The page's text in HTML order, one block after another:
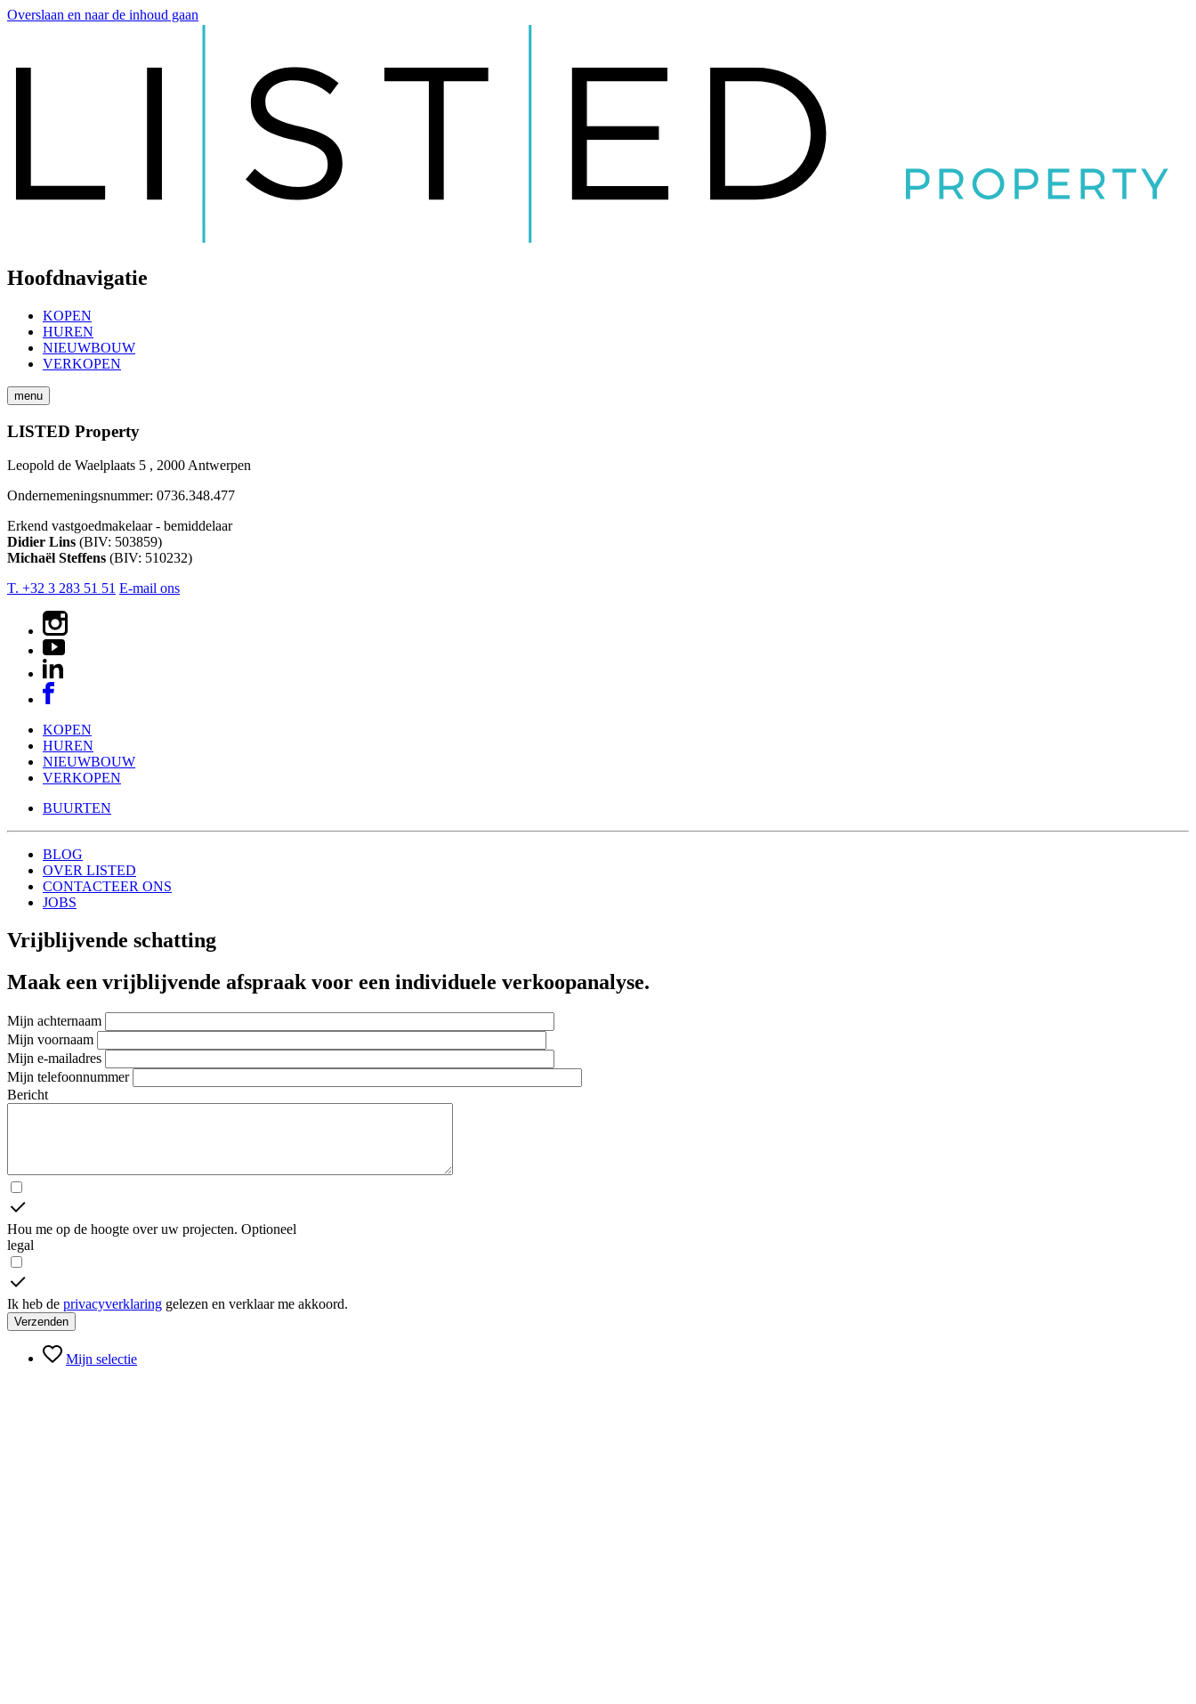
Overslaan en naar de inhoud gaan
Hoofdnavigatie
KOPEN
HUREN
NIEUWBOUW
VERKOPEN
menu
LISTED Property
Leopold de Waelplaats 5 , 2000 Antwerpen
Ondernemeningsnummer: 0736.348.477
Erkend vastgoedmakelaar - bemiddelaar
Didier Lins (BIV: 503859)
Michaël Steffens (BIV: 510232)
T. +32 3 283 51 51 E-mail ons
KOPEN
HUREN
NIEUWBOUW
VERKOPEN
BUURTEN
BLOG
OVER LISTED
CONTACTEER ONS
JOBS
Vrijblijvende schatting
Maak een vrijblijvende afspraak voor een individuele verkoopanalyse.
Mijn achternaam
Mijn voornaam
Mijn e-mailadres
Mijn telefoonnummer
Bericht
Hou me op de hoogte over uw projecten. Optioneel
legal
Ik heb de privacyverklaring gelezen en verklaar me akkoord.
Verzenden
Mijn selectie